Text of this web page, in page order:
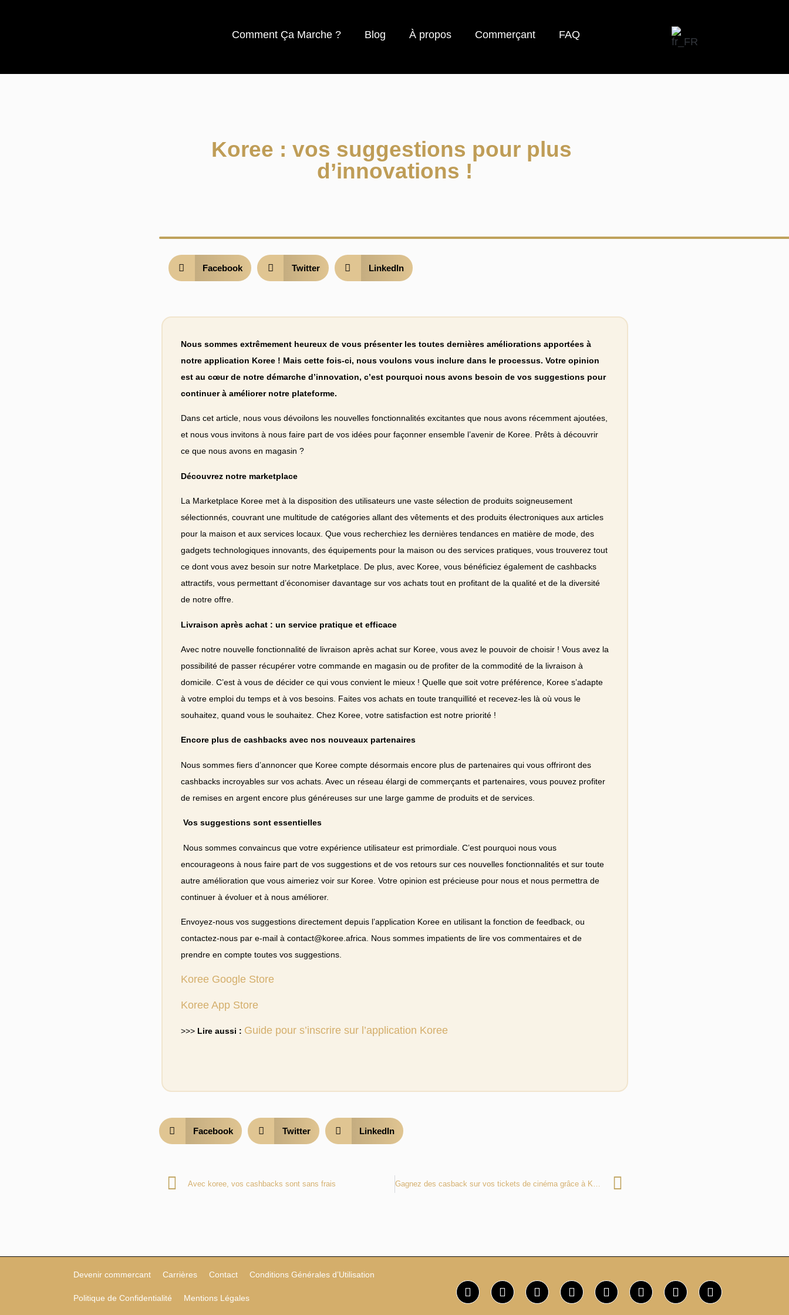
Comment Ça Marche ? Blog À propos Commerçant FAQ
Koree : vos suggestions pour plus
d’innovations !
Facebook Twitter LinkedIn
Nous sommes extrêmement heureux de vous présenter les toutes dernières améliorations apportées à
notre application Koree ! Mais cette fois-ci, nous voulons vous inclure dans le processus. Votre opinion
est au cœur de notre démarche d’innovation, c’est pourquoi nous avons besoin de vos suggestions pour
continuer à améliorer notre plateforme.
Dans cet article, nous vous dévoilons les nouvelles fonctionnalités excitantes que nous avons récemment ajoutées,
et nous vous invitons à nous faire part de vos idées pour façonner ensemble l’avenir de Koree. Prêts à découvrir
ce que nous avons en magasin ?
Découvrez notre marketplace
La Marketplace Koree met à la disposition des utilisateurs une vaste sélection de produits soigneusement
sélectionnés, couvrant une multitude de catégories allant des vêtements et des produits électroniques aux articles
pour la maison et aux services locaux. Que vous recherchiez les dernières tendances en matière de mode, des
gadgets technologiques innovants, des équipements pour la maison ou des services pratiques, vous trouverez tout
ce dont vous avez besoin sur notre Marketplace. De plus, avec Koree, vous bénéficiez également de cashbacks
attractifs, vous permettant d’économiser davantage sur vos achats tout en profitant de la qualité et de la diversité
de notre offre.
Livraison après achat : un service pratique et efficace
Avec notre nouvelle fonctionnalité de livraison après achat sur Koree, vous avez le pouvoir de choisir ! Vous avez la
possibilité de passer récupérer votre commande en magasin ou de profiter de la commodité de la livraison à
domicile. C’est à vous de décider ce qui vous convient le mieux ! Quelle que soit votre préférence, Koree s’adapte
à votre emploi du temps et à vos besoins. Faites vos achats en toute tranquillité et recevez-les là où vous le
souhaitez, quand vous le souhaitez. Chez Koree, votre satisfaction est notre priorité !
Encore plus de cashbacks avec nos nouveaux partenaires
Nous sommes fiers d’annoncer que Koree compte désormais encore plus de partenaires qui vous offriront des
cashbacks incroyables sur vos achats. Avec un réseau élargi de commerçants et partenaires, vous pouvez profiter
de remises en argent encore plus généreuses sur une large gamme de produits et de services.
Vos suggestions sont essentielles
Nous sommes convaincus que votre expérience utilisateur est primordiale. C’est pourquoi nous vous
encourageons à nous faire part de vos suggestions et de vos retours sur ces nouvelles fonctionnalités et sur toute
autre amélioration que vous aimeriez voir sur Koree. Votre opinion est précieuse pour nous et nous permettra de
continuer à évoluer et à nous améliorer.
Envoyez-nous vos suggestions directement depuis l’application Koree en utilisant la fonction de feedback, ou
contactez-nous par e-mail à contact@koree.africa. Nous sommes impatients de lire vos commentaires et de
prendre en compte toutes vos suggestions.
Koree Google Store
Koree App Store
>>>Lire aussi : Guide pour s’inscrire sur l’application Koree
Facebook Twitter LinkedIn
Avec koree, vos cashbacks sont sans frais Gagnez des casback sur vos tickets de cinéma grâce à Koree.
Devenir commercant Carrières Contact Conditions Générales d’Utilisation
Politique de Confidentialité Mentions Légales